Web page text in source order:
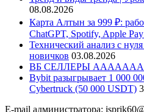
08.08.2026
Карта Алтын за 999 ₽:
ChatGPT, Spotify, Apple
Технический анализ с
новичков 03.08.2026
ВБ СЕЛЛЕРЫ
Bybit разыгрывает 1 000
Cybertruck (50 000 USDT)
E-mail администратора: